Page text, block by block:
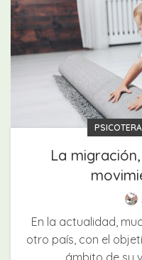
La
En la actualidad,
otro país, con el